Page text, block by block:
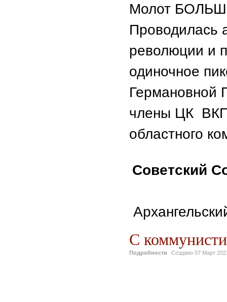
Молот
Проводилась
революции и
одиночное
Германовной
члены ЦК
областного
Советский
С
Подробности Создано 07 Март